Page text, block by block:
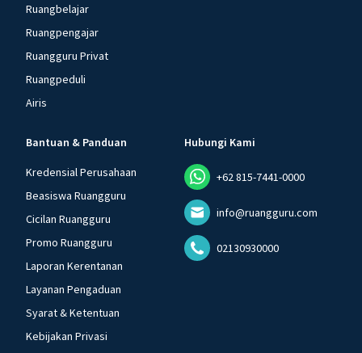
Ruangbelajar
Ruangpengajar
Ruangguru Privat
Ruangpeduli
Airis
Bantuan & Panduan
Kredensial Perusahaan
Beasiswa Ruangguru
Cicilan Ruangguru
Promo Ruangguru
Laporan Kerentanan
Layanan Pengaduan
Syarat & Ketentuan
Kebijakan Privasi
Hubungi Kami
+62 815-7441-0000
info@ruangguru.com
02130930000